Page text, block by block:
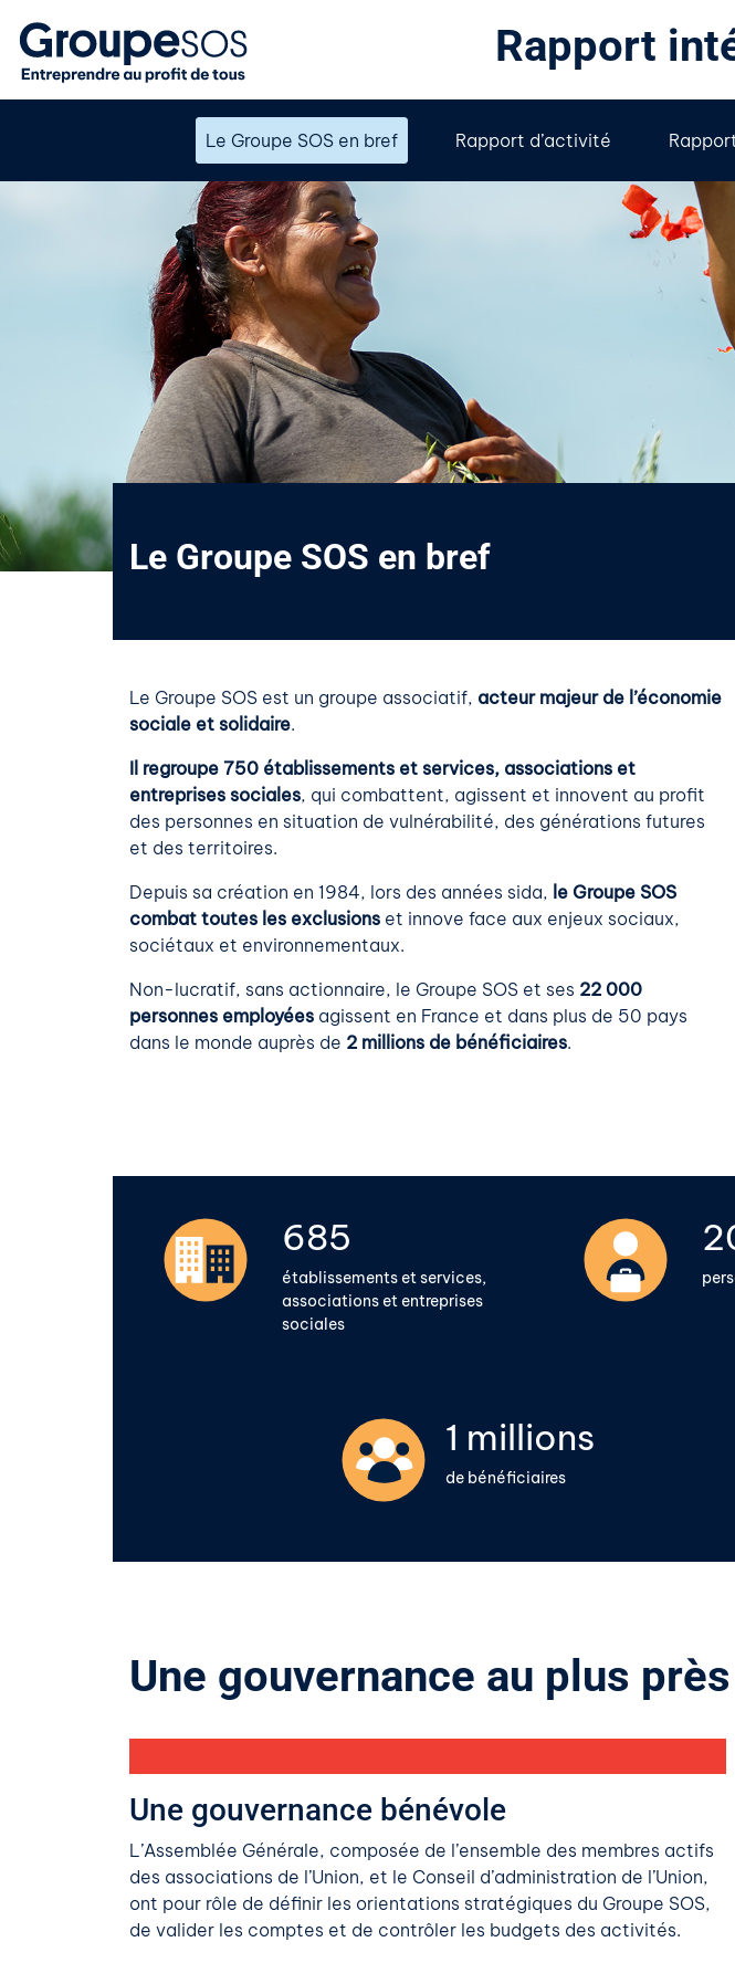
Rapport
Le Groupe SOS en bref Rapport d’activité
Le Groupe SOS en bref
Le Groupe SOS est un groupe associatif, acteur majeur de l’économie
sociale et solidaire.
Il regroupe 750 établissements et services, associations et
entreprises sociales, qui combattent, agissent et innovent au profit
des personnes en situation de vulnérabilité, des générations futures
et des territoires.
Depuis sa création en 1984, lors des années sida, le Groupe SOS
combat toutes les exclusions et innove face aux enjeux sociaux,
sociétaux et environnementaux.
Non-lucratif, sans actionnaire, le Groupe SOS et ses 22 000
personnes employées agissent en France et dans plus de 50 pays
dans le monde auprès de 2 millions de bénéficiaires.
750
établissements et services,
associations et entreprises
sociales
2 millions
de bénéficiaires
Une gouvernance au plus
Une gouvernance bénévole
L’Assemblée Générale, composée de l’ensemble des membres actifs
des associations de l’Union, et le Conseil d’administration de l’Union,
ont pour rôle de définir les orientations stratégiques du Groupe SOS,
de valider les comptes et de contrôler les budgets des activités.